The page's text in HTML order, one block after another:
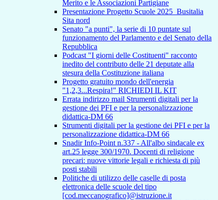
Merito e le Associazioni Partigiane
Presentazione Progetto Scuole 2025_Busitalia
Sita nord
Senato "a punti", la serie di 10 puntate sul
funzionamento del Parlamento e del Senato della
Repubblica
Podcast "I giorni delle Costituenti" racconto
inedito del contributo delle 21 deputate alla
stesura della Costituzione italiana
Progetto gratuito mondo dell'energia
"1,2,3...Respira!" RICHIEDI IL KIT
Errata indirizzo mail Strumenti digitali per la
gestione dei PFI e per la personalizzazione
didattica-DM 66
Strumenti digitali per la gestione dei PFI e per la
personalizzazione didattica-DM 66
Snadir Info-Point n.337 - All'albo sindacale ex
art.25 legge 300/1970. Docenti di religione
precari: nuove vittorie legali e richiesta di più
posti stabili
Politiche di utilizzo delle caselle di posta
elettronica delle scuole del tipo
[cod.meccanografico]@istruzione.it